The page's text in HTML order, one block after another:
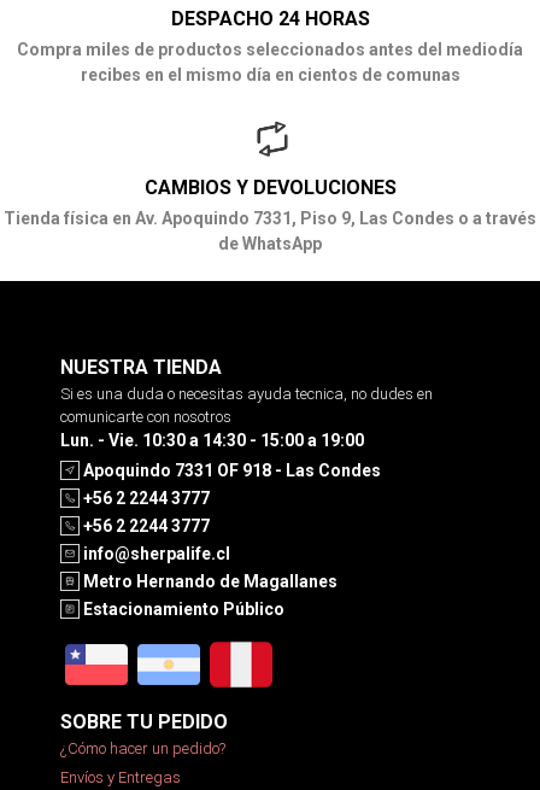
DESPACHO 24 HORAS
Compra miles de productos seleccionados antes del mediodía
recibes en el mismo día en cientos de comunas
CAMBIOS Y DEVOLUCIONES
Tienda física en Av. Apoquindo 7331, Piso 9, Las Condes o a través
de WhatsApp
NUESTRA TIENDA
Si es una duda o necesitas ayuda tecnica, no dudes en
comunicarte con nosotros
Lun. - Vie. 10:30 a 14:30 - 15:00 a 19:00
Apoquindo 7331 OF 918 - Las Condes
+56 2 2244 3777
+56 2 2244 3777
info@sherpalife.cl
Metro Hernando de Magallanes
Estacionamiento Público
SOBRE TU PEDIDO
¿Cómo hacer un pedido?
Envíos y Entregas